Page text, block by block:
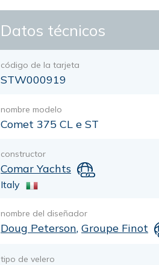
Datos técnicos
código de la tarjeta
STW000919
nombre modelo
Comet 375 CL e ST
constructor
Comar Yachts
Italy
nombre del diseñador
Doug Peterson, Groupe Finot
tipo de velero